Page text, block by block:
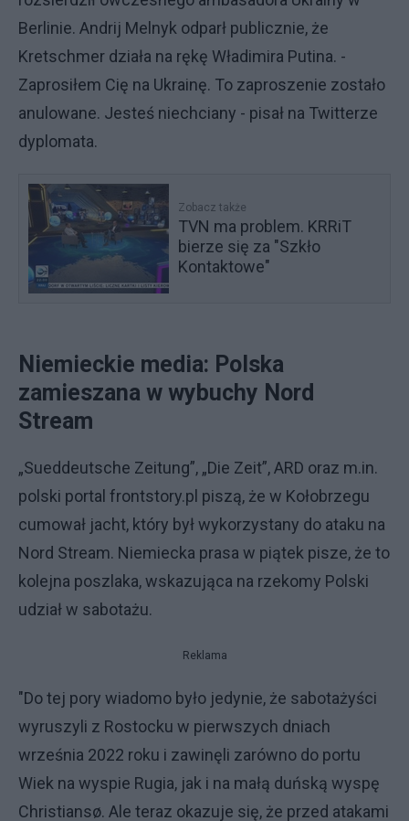
Berlinie. Andrij Melnyk odparł publicznie, że
Kretschmer działa na rękę Władimira Putina. -
Zaprosiłem Cię na Ukrainę. To zaproszenie zostało
anulowane. Jesteś niechciany - pisał na Twitterze
dyplomata.
Zobacz także
TVN ma problem. KRRiT
bierze się za "Szkło
Kontaktowe"
Niemieckie media: Polska
zamieszana w wybuchy Nord
Stream
„Sueddeutsche Zeitung”, „Die Zeit”, ARD oraz m.in.
polski portal frontstory.pl piszą, że w Kołobrzegu
cumował jacht, który był wykorzystany do ataku na
Nord Stream. Niemiecka prasa w piątek pisze, że to
kolejna poszlaka, wskazująca na rzekomy Polski
udział w sabotażu.
Reklama
"Do tej pory wiadomo było jedynie, że sabotażyści
wyruszyli z Rostocku w pierwszych dniach
września 2022 roku i zawinęli zarówno do portu
Wiek na wyspie Rugia, jak i na małą duńską wyspę
Christiansø. Ale teraz okazuje się, że przed atakami